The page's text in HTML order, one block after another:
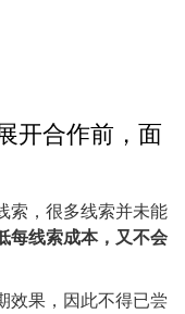
开合作前，面
索，很多线索并未能
每线索成本，又不会
效果，因此不得已尝